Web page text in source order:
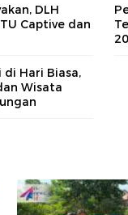
DLH
Captive dan
di Hari Biasa,
Wisata